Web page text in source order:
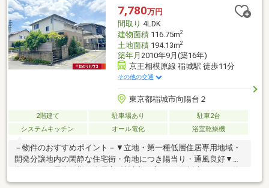
用も可能です。前面道路は幅員約6.0ｍのゆとりある道路で、車の
出し入れもスムーズに行えます。※売主の契約不適合責任、設備
修補責任は免責となります。
7,780万円
間取り 4LDK
建物面積116.75m2
土地面積194.13m2
築年月 2010年9月(築16年)
京王相模原線 稲城駅 徒歩11分
その他の交通
東京都稲城市向陽台２
2階建て 駐車場あり
駐車2台
システムキッチン
オール電化 浴室乾燥機
－物件のおすすめポイント－▼立地・第一種低層住居専用地域・
開発分譲地内の閑静な住宅街・角地につき陽当り・通風良好▼特
18.4帖・会話を楽しめる対面式キッチン、勝手口付・WIC2か所・